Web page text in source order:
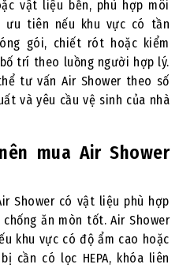
vật liệu bền, phù hợp môi
ưu tiên nếu khu vực có tần
gói, chiết rót hoặc kiểm
trí theo luồng người hợp lý.
tư vấn Air Shower theo số
và yêu cầu vệ sinh của nhà
mua Air Shower
Shower có vật liệu phù hợp
ăn mòn tốt. Air Shower
khu vực có độ ẩm cao hoặc
cần có lọc HEPA, khóa liên